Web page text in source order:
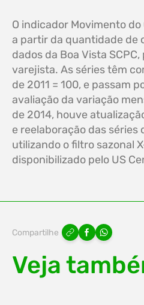
O indicador Movimento
a partir da quantidade de
dados da Boa Vista
varejista. As séries têm
de 2011 = 100, e passam
avaliação da variação
de 2014, houve
e reelaboração das séries
utilizando o filtro sazonal
disponibilizado pelo US
Compartilhe
Veja